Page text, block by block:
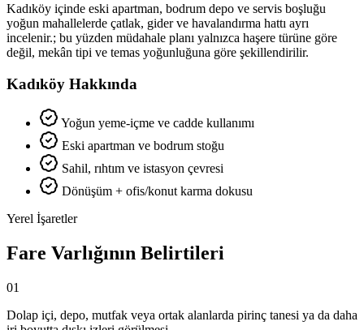
Kadıköy içinde eski apartman, bodrum depo ve servis boşluğu
yoğun mahallelerde çatlak, gider ve havalandırma hattı ayrı
incelenir.; bu yüzden müdahale planı yalnızca haşere türüne göre
değil, mekân tipi ve temas yoğunluğuna göre şekillendirilir.
Kadıköy Hakkında
Yoğun yeme-içme ve cadde kullanımı
Eski apartman ve bodrum stoğu
Sahil, rıhtım ve istasyon çevresi
Dönüşüm + ofis/konut karma dokusu
Yerel İşaretler
Fare Varlığının Belirtileri
01
Dolap içi, depo, mutfak veya ortak alanlarda pirinç tanesi ya da daha